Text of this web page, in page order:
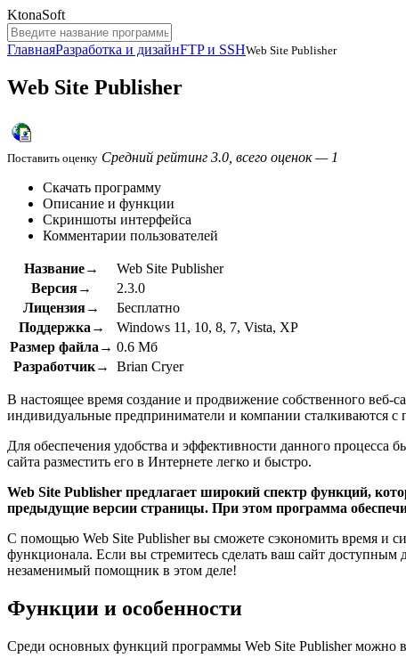
KtonaSoft
ГлавнаяРазработка и дизайнFTP и SSHWeb Site Publisher
Web Site Publisher
Поставить оценку Средний рейтинг 3.0, всего оценок — 1
Скачать программу
Описание и функции
Скриншоты интерфейса
Комментарии пользователей
Название→
Web Site Publisher
Версия→
2.3.0
Лицензия→
Бесплатно
Поддержка→
Windows 11, 10, 8, 7, Vista, XP
Размер файла→ 0.6 Мб
Разработчик→
Brian Cryer
В настоящее время создание и продвижение собственного веб-
индивидуальные предприниматели и компании сталкиваются с
Для обеспечения удобства и эффективности данного процесса
сайта разместить его в Интернете легко и быстро.
Web Site Publisher предлагает широкий спектр функций,
предыдущие версии страницы. При этом программа
С помощью Web Site Publisher вы сможете сэкономить время и
функционала. Если вы стремитесь сделать ваш сайт
незаменимый помощник в этом деле!
Функции и особенности
Среди основных функций программы Web Site Publisher можно